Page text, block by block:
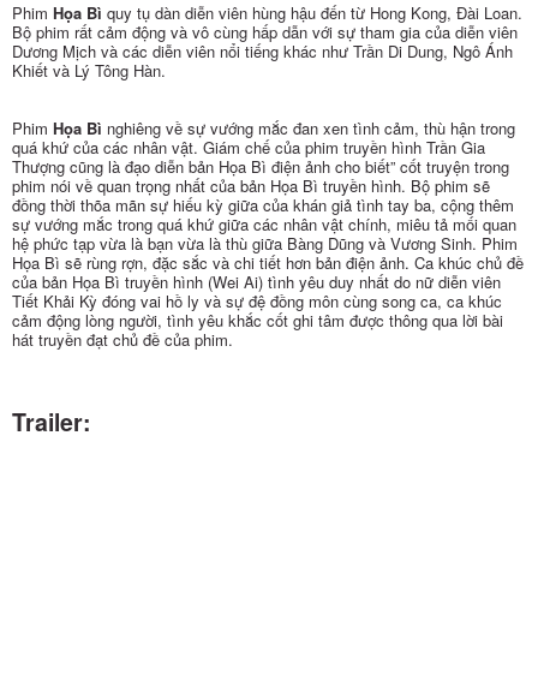
Phim Họa Bì quy tụ dàn diễn viên hùng hậu đến từ Hong Kong, Đài Loan.
Bộ phim rất cảm động và vô cùng hấp dẫn với sự tham gia của diễn viên
Dương Mịch và các diễn viên nổi tiếng khác như Trần Di Dung, Ngô Ánh
Khiết và Lý Tông Hàn.
Phim Họa Bì nghiêng về sự vướng mắc đan xen tình cảm, thù hận trong
quá khứ của các nhân vật. Giám chế của phim truyền hình Trần Gia
Thượng cũng là đạo diễn bản Họa Bì điện ảnh cho biết” cốt truyện trong
phim nói về quan trọng nhất của bản Họa Bì truyền hình. Bộ phim sẽ
đồng thời thõa mãn sự hiếu kỳ giữa của khán giả tình tay ba, cộng thêm
sự vướng mắc trong quá khứ giữa các nhân vật chính, miêu tả mối quan
hệ phức tạp vừa là bạn vừa là thù giữa Bàng Dũng và Vương Sinh. Phim
Họa Bì sẽ rùng rợn, đặc sắc và chi tiết hơn bản điện ảnh. Ca khúc chủ đề
của bản Họa Bì truyền hình (Wei Ai) tình yêu duy nhất do nữ diễn viên
Tiết Khải Kỳ đóng vai hồ ly và sự đệ đồng môn cùng song ca, ca khúc
cảm động lòng người, tình yêu khắc cốt ghi tâm được thông qua lời bài
hát truyền đạt chủ đề của phim.
Trailer: